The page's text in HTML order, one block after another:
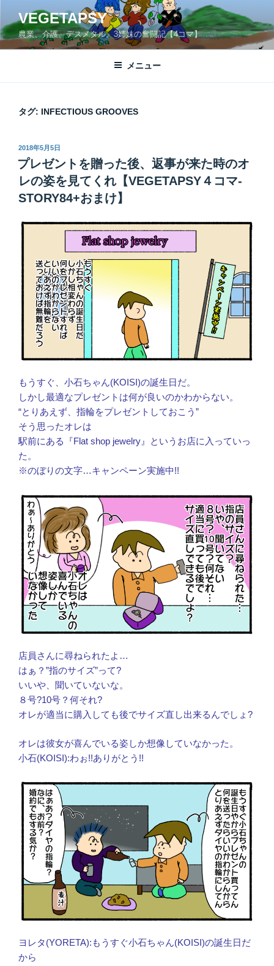
テ
ン
へ
VEGETAPSY
農業、介護、デスメタル。3姉妹の奮闘記【4コマ】
メニュー
タグ: INFECTIOUS GROOVES
投
稿
日:
2018年5月5日
プレゼントを贈った後、返事が来た時のオ
レの姿を見てくれ【VEGETAPSY４コマ-
STORY84+おまけ】
もうすぐ、小石ちゃん(KOISI)の誕生日だ。
しかし最適なプレゼントは何が良いのかわからない。
“とりあえず、指輪をプレゼントしておこう”
そう思ったオレは
駅前にある『Flat shop jewelry』というお店に入っていっ
た。
※のぼりの文字…キャンペーン実施中!!
店員さんに尋ねられたよ…
はぁ？”指のサイズ”って?
いいや、聞いていないな。
８号?10号？何それ?
オレが適当に購入しても後でサイズ直し出来るんでしょ?
オレは彼女が喜んでいる姿しか想像していなかった。
小石(KOISI):わぉ!!ありがとう!!
ヨレタ(YORETA):もうすぐ小石ちゃん(KOISI)の誕生日だ
から